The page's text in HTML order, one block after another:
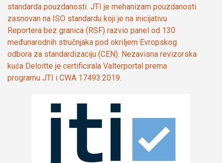
standarda pouzdanosti. JTI je mehanizam pouzdanosti
zasnovan na ISO standardu koji je na inicijativu
Reportera bez granica (RSF) razvio panel od 130
međunarodnih stručnjaka pod okriljem Evropskog
odbora za standardizaciju (CEN). Nezavisna revizorska
kuća Deloitte je certificirala Valterportal prema
programu JTI i CWA 17493:2019.